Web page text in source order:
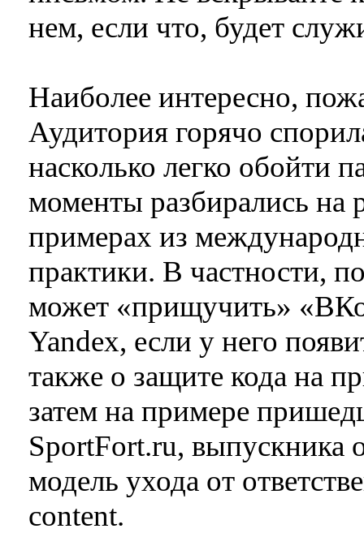
нем, если что, будет
Наиболее интересно,
Аудитория горячо
насколько легко обойти
моменты разбирались на
примерах из
практики. В частности,
может «прищучить»
Yandex, если у него
также о защите кода на
затем на примере
SportFort.ru, выпускника
модель ухода от
content.